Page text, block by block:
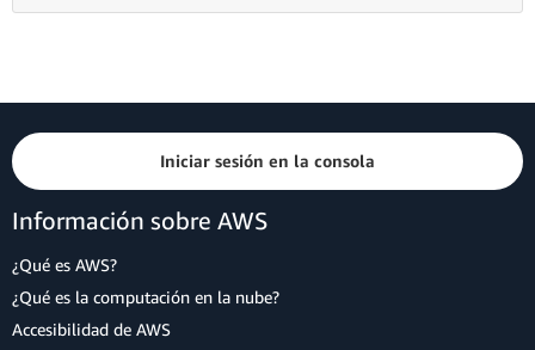
Iniciar sesión en la consola
Información sobre AWS
¿Qué es AWS?
¿Qué es la computación en la nube?
Accesibilidad de AWS